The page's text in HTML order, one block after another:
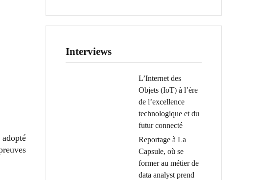
Interviews
L’Internet des
Objets (IoT) à l’ère
de l’excellence
technologique et du
futur connecté
Reportage à La
Capsule, où se
former au métier de
data analyst prend